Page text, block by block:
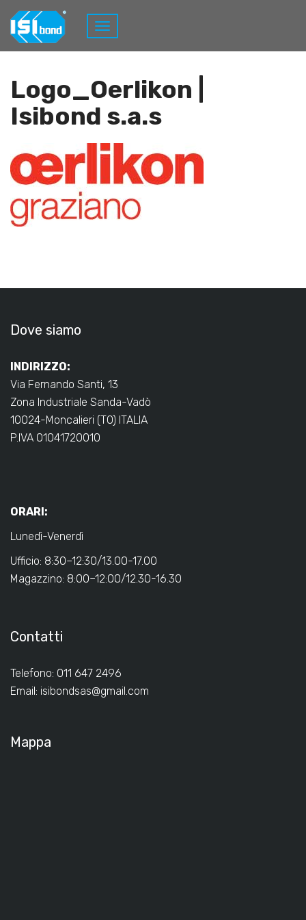
Home I Nostri Clienti
Logo_Oerlikon |
Isibond s.a.s
Dove siamo
INDIRIZZO:
Via Fernando Santi, 13
Zona Industriale Sanda-Vadò
10024-Moncalieri (TO) ITALIA
P.IVA 01041720010
ORARI:
Lunedì-Venerdì
Ufficio: 8:30–12:30/13.00-17.00
Magazzino: 8:00–12:00/12.30-16.30
Contatti
Telefono: 011 647 2496
Email: isibondsas@gmail.com
Mappa